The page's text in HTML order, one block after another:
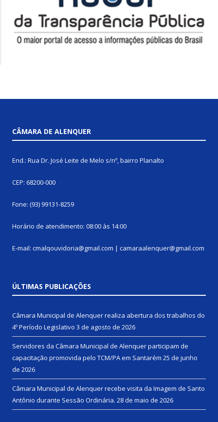
CÂMARA DE ALENQUER
End.: Rua Dr. José Leite de Melo s/nº, bairro Planalto
CEP: 68200-000
Fone: (93) 99131-8259
Horário de atendimento: 08:00 às 14:00
E-mail: cmalqouvidoria@gmail.com | camaraalenquer@gmail.com
ÚLTIMAS PUBLICAÇÕES
Câmara Municipal de Alenquer realiza abertura dos trabalhos do
4º Período Legislativo 3 de agosto de 2026
Servidores da Câmara Municipal de Alenquer participam de
capacitação promovida pelo TCM/PA em Santarém 25 de junho
de 2026
Câmara Municipal de Alenquer recebe visita da Imagem de Santo
Antônio durante Sessão Ordinária. 28 de maio de 2026